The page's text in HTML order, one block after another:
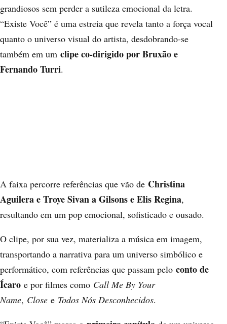
grandiosos sem perder a sutileza emocional da letra.
“Existe Você” é uma estreia que revela tanto a força vocal
quanto o universo visual do artista, desdobrando-se
também em um clipe co-dirigido por Bruxão e
Fernando Turri.
A faixa percorre referências que vão de Christina
Aguilera e Troye Sivan a Gilsons e Elis Regina,
resultando em um pop emocional, sofisticado e ousado.
O clipe, por sua vez, materializa a música em imagem,
transportando a narrativa para um universo simbólico e
performático, com referências que passam pelo conto de
Ícaro e por filmes como Call Me By Your
Name, Close e Todos Nós Desconhecidos.